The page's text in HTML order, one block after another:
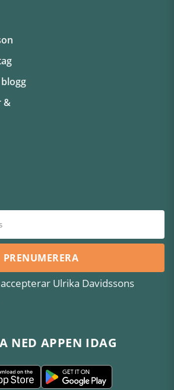
&
PRENUMERERA
Ulrika Davidssons
NED APPEN IDAG